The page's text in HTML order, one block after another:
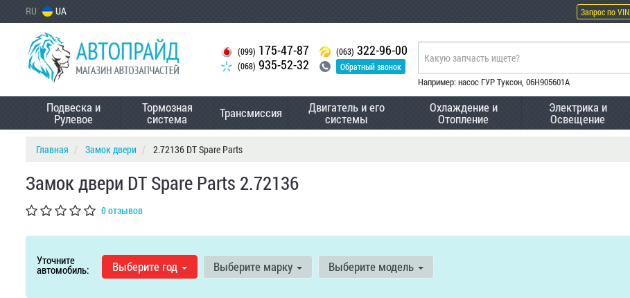
RU UA Запрос по VIN
(099) 175-47-87
(068) 935-52-32
(063) 322-96-00
Обратный звонок
Например: насос ГУР Туксон, 06H905601A
Подвеска и
Рулевое
Тормозная
система Трансмиссия Двигатель и его
системы
Охлаждение и
Отопление
Электрика и
Освещение
Главная Замок двери 2.72136 DT Spare Parts
Замок двери DT Spare Parts 2.72136
0 отзывов
Уточните
автомобиль: Выберите год Выберите марку Выберите модель